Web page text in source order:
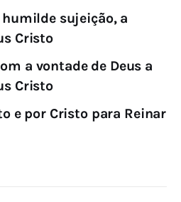
humilde sujeição, a
Cristo
a vontade de Deus a
Cristo
e por Cristo para Reinar